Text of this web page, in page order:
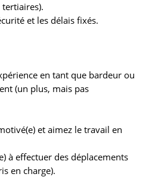
et les délais fixés.
en tant que bardeur ou
(un plus, mais pas
et aimez le travail en
à effectuer des déplacements
en charge).